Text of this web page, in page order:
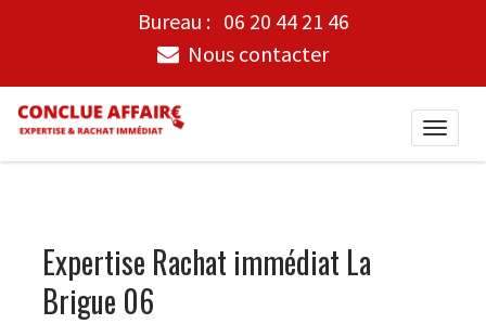
Bureau : 06 20 44 21 46
Nous contacter
Toggle
Expertise Rachat immédiat La
Brigue 06